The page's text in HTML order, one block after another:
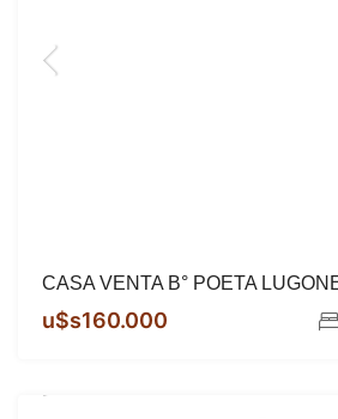
CASA VENTA B° POETA
u$s160.000